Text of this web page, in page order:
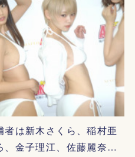
は新木さくら、稲村亜
、金子理江、佐藤麗奈…